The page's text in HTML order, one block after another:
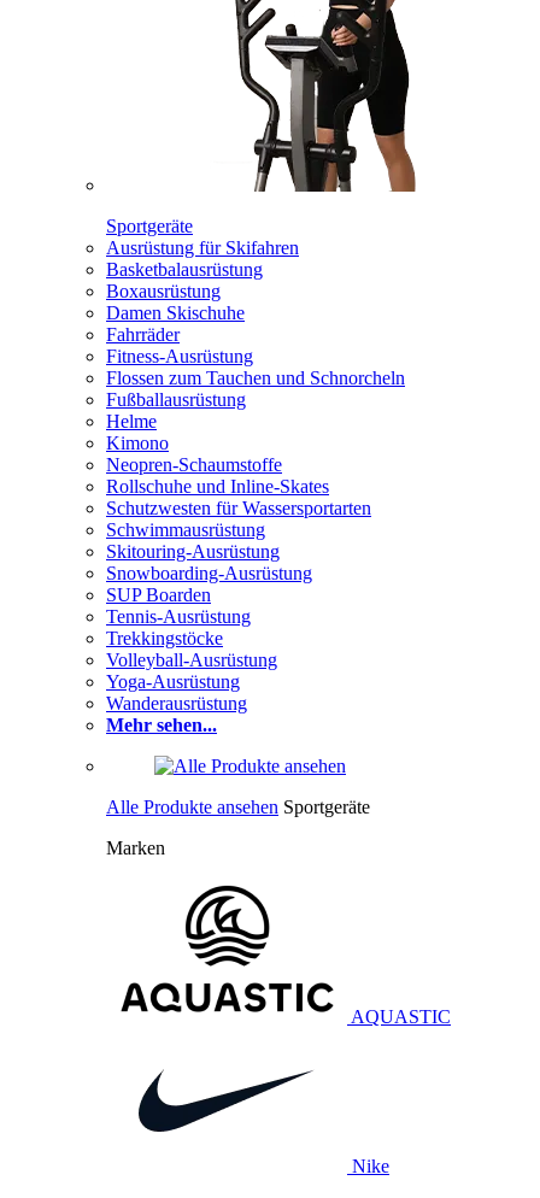
Sportgeräte
Ausrüstung für Skifahren
Basketbalausrüstung
Boxausrüstung
Damen Skischuhe
Fahrräder
Fitness-Ausrüstung
Flossen zum Tauchen und Schnorcheln
Fußballausrüstung
Helme
Kimono
Neopren-Schaumstoffe
Rollschuhe und Inline-Skates
Schutzwesten für Wassersportarten
Schwimmausrüstung
Skitouring-Ausrüstung
Snowboarding-Ausrüstung
SUP Boarden
Tennis-Ausrüstung
Trekkingstöcke
Volleyball-Ausrüstung
Yoga-Ausrüstung
Wanderausrüstung
Mehr sehen...
Alle Produkte ansehen Sportgeräte
Marken
AQUASTIC
Nike